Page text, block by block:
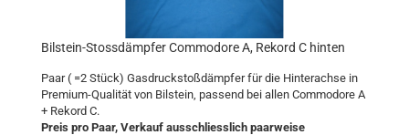
Bilstein-Stossdämpfer Commodore A, Rekord C hinten
Paar ( =2 Stück) Gasdruckstoßdämpfer für die Hinterachse in
Premium-Qualität von Bilstein, passend bei allen Commodore A
+ Rekord C.
Preis pro Paar, Verkauf ausschliesslich paarweise